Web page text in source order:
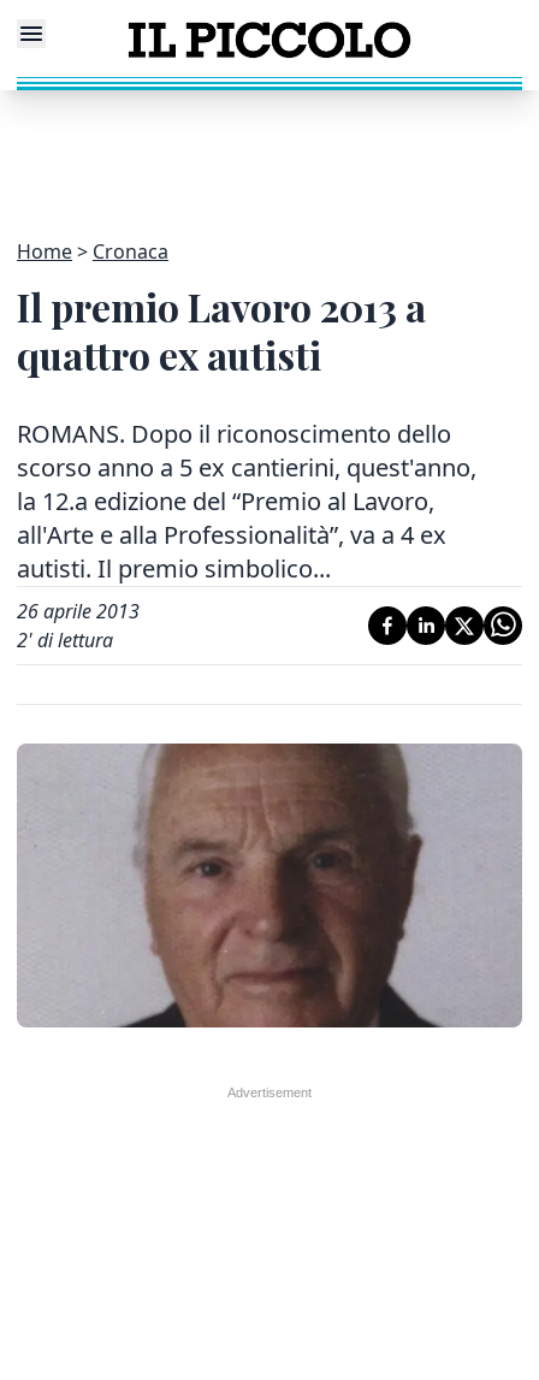
Home Cronaca
Il premio Lavoro 2013 a
quattro ex autisti
ROMANS. Dopo il riconoscimento dello
scorso anno a 5 ex cantierini, quest'anno,
la 12.a edizione del “Premio al Lavoro,
all'Arte e alla Professionalità”, va a 4 ex
autisti. Il premio simbolico...
26 aprile 2013
2' di lettura